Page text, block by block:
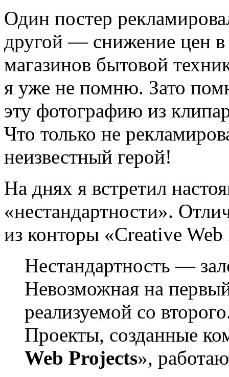
Один постер
другой — снижение цен
магазинов бытовой
я уже не помню. Зато
эту фотографию из
Что только не
неизвестный герой!
На днях я встретил
«нестандартности».
из конторы «Creative
Нестандартность —
Невозможная на первый
реализуемой со
Проекты, созданные
Web Projects»,